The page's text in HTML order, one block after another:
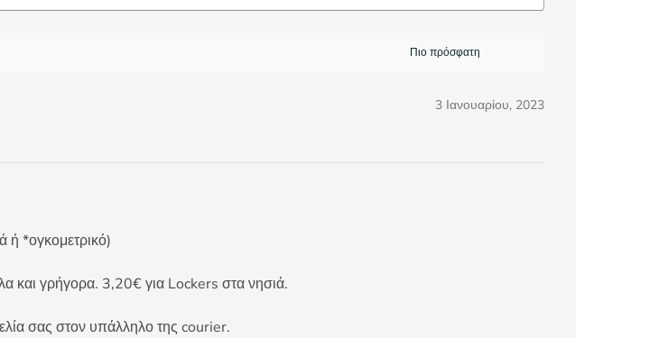
3 Ιανουαρίου, 2023
*ογκομετρικό)
και γρήγορα. 3,20€ για Lockers στα νησιά.
σας στον υπάλληλο της courier.